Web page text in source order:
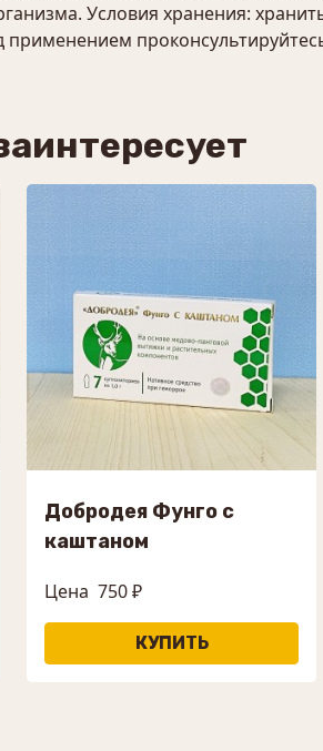
Условия хранения:
применением
Добродея Фунго с
каштаном
Цена 750 ₽